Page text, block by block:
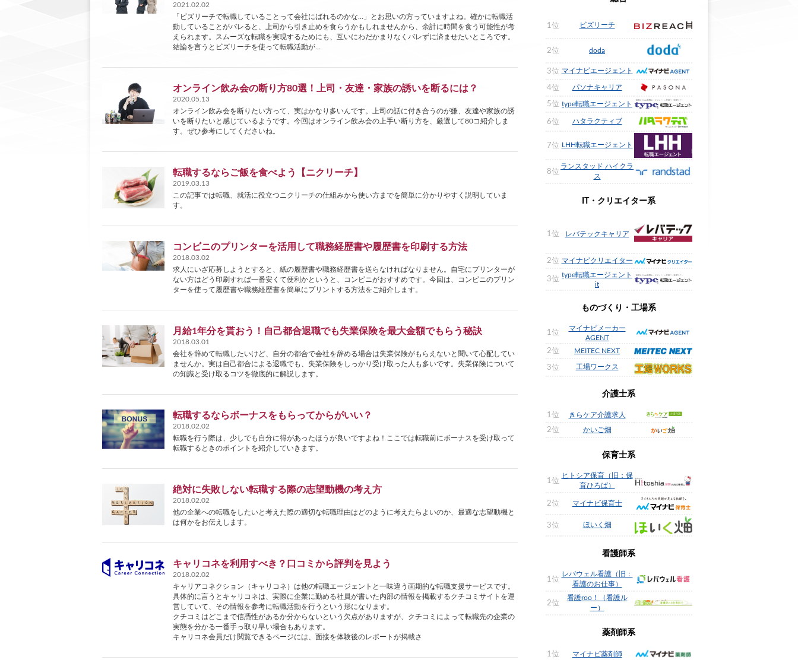
2021.02.02
「ビズリーチで転職していることって会社にばれるのかな…」とお思いの方っていますよね。確かに転職活
動していることがバレると、上司から引き止めを食らうかもしれませんから、余計に時間を食う可能性が考
えられます。スムーズな転職を実現するためにも、互いにわだかまりなくバレずに済ませたいところです。
結論を言うとビズリーチを使って転職活動が…
オンライン飲み会の断り方80選！上司・友達・家族の誘いを断るには？
2020.05.13
オンライン飲み会を断りたい方って、実はかなり多いんです。上司の話に付き合うのが嫌、友達や家族の誘
いを断りたいと感じているようです。今回はオンライン飲み会の上手い断り方を、厳選して80コ紹介しま
す。ぜひ参考にしてくださいね。
転職するならご飯を食べよう【ニクリーチ】
2019.03.13
この記事では転職、就活に役立つニクリーチの仕組みから使い方までを簡単に分かりやすく説明していま
す。
コンビニのプリンターを活用して職務経歴書や履歴書を印刷する方法
2018.03.02
求人にいざ応募しようとすると、紙の履歴書や職務経歴書を送らなければなりません。自宅にプリンターが
ない方はどう印刷すれば一番安くて便利かというと、コンビニがおすすめです。今回は、コンビニのプリン
ターを使って履歴書や職務経歴書を簡単にプリントする方法をご紹介します。
月給1年分を貰おう！自己都合退職でも失業保険を最大金額でもらう秘訣
2018.03.01
会社を辞めて転職したいけど、自分の都合で会社を辞める場合は失業保険がもらえないと聞いて心配してい
ませんか。実は自己都合による退職でも、失業保険をしっかり受け取った人も多いです。失業保険について
の知識と受け取るコツを徹底的に解説します。
転職するならボーナスをもらってからがいい？
2018.02.02
転職を行う際は、少しでも自分に得があったほうが良いですよね！ここでは転職前にボーナスを受け取って
転職するときのポイントを紹介していきます。
絶対に失敗しない転職する際の志望動機の考え方
2018.02.02
他の企業への転職をしたいと考えた際の適切な転職理由はどのように考えたらよいのか、最適な志望動機と
は何かをお伝えします。
キャリコネを利用すべき？口コミから評判を見よう
2018.02.02
キャリアコネクション（キャリコネ）は他の転職エージェントと一味違う画期的な転職支援サービスです。
具体的に言うとキャリコネは、実際に企業に勤める社員が書いた内部の情報を掲載するクチコミサイトを運
営していて、その情報を参考に転職活動を行うという形になります。
クチコミはどこまで信憑性があるか分からないという欠点がありますが、クチコミによって転職先の企業の
実態を分かる一番手っ取り早い場合もあります。
キャリコネ会員だけ閲覧できるページには、面接を体験後のレポートが掲載さ
1位 ビズリーチ
2位 doda
3位 マイナビエージェント
4位 パソナキャリア
5位 type転職エージェント
6位 ハタラクティブ
7位 LHH転職エージェント
8位
ランスタッド ハイクラ
ス
IT・クリエイター系
1位 レバテックキャリア
2位 マイナビクリエイター
3位
type転職エージェント
it
ものづくり・工場系
1位
マイナビメーカー
AGENT
2位 MEITEC NEXT
3位 工場ワークス
介護士系
1位 きらケア介護求人
2位 かいご畑
保育士系
1位
ヒトシア保育（旧：保
育ひろば）
2位 マイナビ保育士
3位 ほいく畑
看護師系
1位
レバウェル看護（旧：
看護のお仕事）
2位
看護roo！（看護ル
ー）
薬剤師系
1位 マイナビ薬剤師